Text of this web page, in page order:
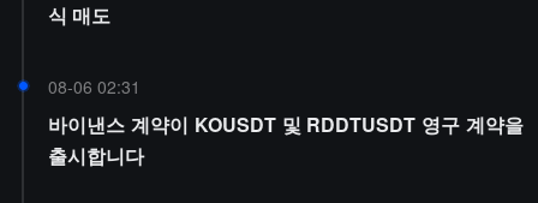
식 매도
08-06 02:31
바이낸스 계약이 KOUSDT 및 RDDTUSDT 영구 계약을
출시합니다